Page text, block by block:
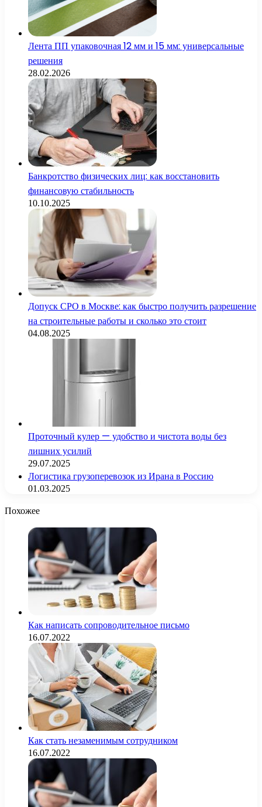
Лента ПП упаковочная 12 мм и 15 мм: универсальные
решения
28.02.2026
Банкротство физических лиц: как восстановить
финансовую стабильность
10.10.2025
Допуск СРО в Москве: как быстро получить разрешение
на строительные работы и сколько это стоит
04.08.2025
Проточный кулер — удобство и чистота воды без
лишних усилий
29.07.2025
Логистика грузоперевозок из Ирана в Россию
01.03.2025
Похожее
Как написать сопроводительное письмо
16.07.2022
Как стать незаменимым сотрудником
16.07.2022